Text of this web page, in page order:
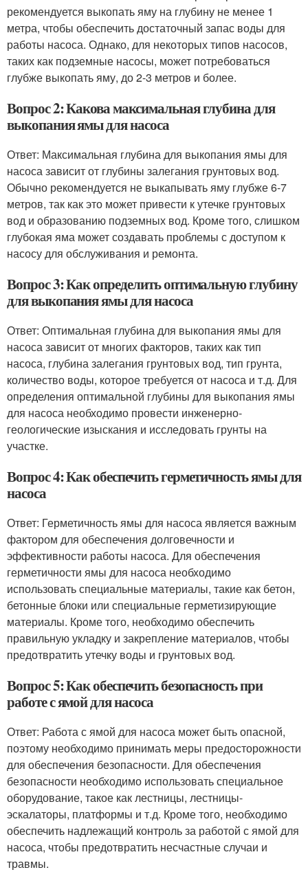
рекомендуется выкопать яму на глубину не менее 1
метра, чтобы обеспечить достаточный запас воды для
работы насоса. Однако, для некоторых типов насосов,
таких как подземные насосы, может потребоваться
глубже выкопать яму, до 2-3 метров и более.
Вопрос 2: Какова максимальная глубина для
выкопания ямы для насоса
Ответ: Максимальная глубина для выкопания ямы для
насоса зависит от глубины залегания грунтовых вод.
Обычно рекомендуется не выкапывать яму глубже 6-7
метров, так как это может привести к утечке грунтовых
вод и образованию подземных вод. Кроме того, слишком
глубокая яма может создавать проблемы с доступом к
насосу для обслуживания и ремонта.
Вопрос 3: Как определить оптимальную глубину
для выкопания ямы для насоса
Ответ: Оптимальная глубина для выкопания ямы для
насоса зависит от многих факторов, таких как тип
насоса, глубина залегания грунтовых вод, тип грунта,
количество воды, которое требуется от насоса и т.д. Для
определения оптимальной глубины для выкопания ямы
для насоса необходимо провести инженерно-
геологические изыскания и исследовать грунты на
участке.
Вопрос 4: Как обеспечить герметичность ямы для
насоса
Ответ: Герметичность ямы для насоса является важным
фактором для обеспечения долговечности и
эффективности работы насоса. Для обеспечения
герметичности ямы для насоса необходимо
использовать специальные материалы, такие как бетон,
бетонные блоки или специальные герметизирующие
материалы. Кроме того, необходимо обеспечить
правильную укладку и закрепление материалов, чтобы
предотвратить утечку воды и грунтовых вод.
Вопрос 5: Как обеспечить безопасность при
работе с ямой для насоса
Ответ: Работа с ямой для насоса может быть опасной,
поэтому необходимо принимать меры предосторожности
для обеспечения безопасности. Для обеспечения
безопасности необходимо использовать специальное
оборудование, такое как лестницы, лестницы-
эскалаторы, платформы и т.д. Кроме того, необходимо
обеспечить надлежащий контроль за работой с ямой для
насоса, чтобы предотвратить несчастные случаи и
травмы.